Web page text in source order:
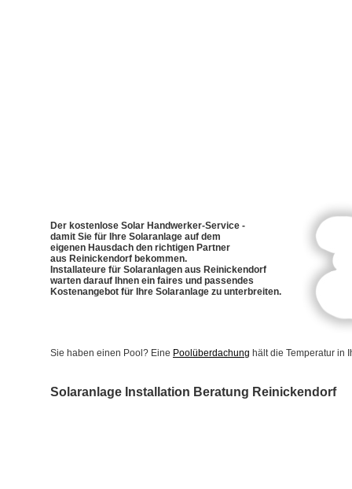
Der kostenlose Solar Handwerker-Service -
damit Sie für Ihre Solaranlage auf dem
eigenen Hausdach den richtigen Partner
aus Reinickendorf bekommen.
Installateure für Solaranlagen aus Reinickendorf
warten darauf Ihnen ein faires und passendes
Kostenangebot für Ihre Solaranlage zu unterbreiten.
Sie haben einen Pool? Eine Poolüberdachung hält die Temperatur in
Solaranlage Installation Beratung Reinickendorf